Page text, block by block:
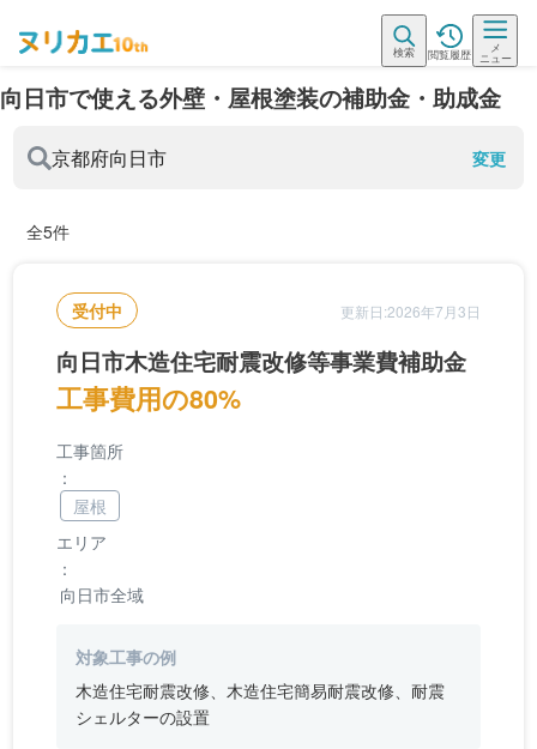
検索 閲覧履歴
メ
ニュー
向日市で使える外壁・屋根塗装の補助金・助成金
京都府向日市 変更
全5件
受付中 更新日:2026年7月3日
向日市木造住宅耐震改修等事業費補助金
工事費用の80%
エリア
：
向日市全域
工事箇所
：
屋根
対象工事の例
木造住宅耐震改修、木造住宅簡易耐震改修、耐震
シェルターの設置